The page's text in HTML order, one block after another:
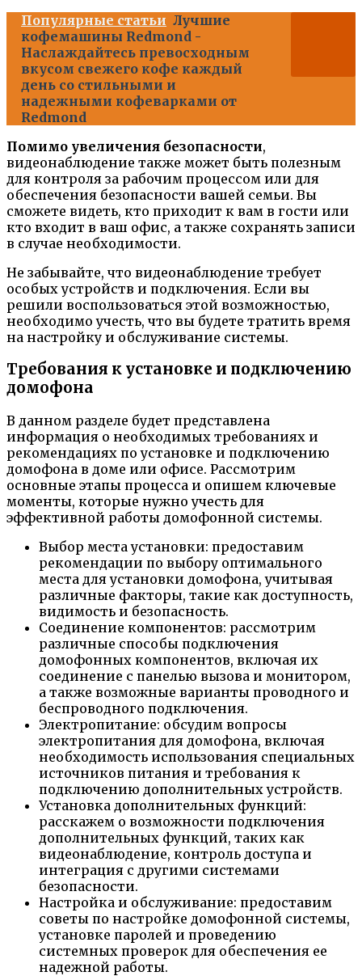
Популярные статьи Лучшие
кофемашины Redmond -
Наслаждайтесь превосходным
вкусом свежего кофе каждый
день со стильными и
надежными кофеварками от
Redmond
Помимо увеличения безопасности,
видеонаблюдение также может быть полезным
для контроля за рабочим процессом или для
обеспечения безопасности вашей семьи. Вы
сможете видеть, кто приходит к вам в гости или
кто входит в ваш офис, а также сохранять записи
в случае необходимости.
Не забывайте, что видеонаблюдение требует
особых устройств и подключения. Если вы
решили воспользоваться этой возможностью,
необходимо учесть, что вы будете тратить время
на настройку и обслуживание системы.
Требования к установке и подключению
домофона
В данном разделе будет представлена
информация о необходимых требованиях и
рекомендациях по установке и подключению
домофона в доме или офисе. Рассмотрим
основные этапы процесса и опишем ключевые
моменты, которые нужно учесть для
эффективной работы домофонной системы.
Выбор места установки: предоставим
рекомендации по выбору оптимального
места для установки домофона, учитывая
различные факторы, такие как доступность,
видимость и безопасность.
Соединение компонентов: рассмотрим
различные способы подключения
домофонных компонентов, включая их
соединение с панелью вызова и монитором,
а также возможные варианты проводного и
беспроводного подключения.
Электропитание: обсудим вопросы
электропитания для домофона, включая
необходимость использования специальных
источников питания и требования к
подключению дополнительных устройств.
Установка дополнительных функций:
расскажем о возможности подключения
дополнительных функций, таких как
видеонаблюдение, контроль доступа и
интеграция с другими системами
безопасности.
Настройка и обслуживание: предоставим
советы по настройке домофонной системы,
установке паролей и проведению
системных проверок для обеспечения ее
надежной работы.